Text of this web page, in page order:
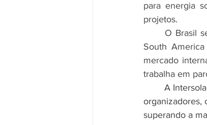
para energia
projetos.
South
mercado
trabalha em
A
organizadores,
superando a